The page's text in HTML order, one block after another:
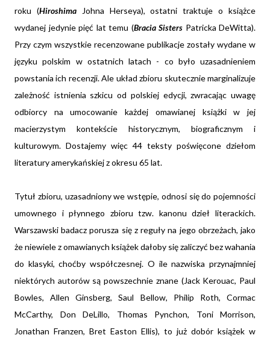
roku (HiroshimaJohna Herseya), ostatni traktuje o książce
wydanej jedynie pięć lat temu (Bracia Sisters Patricka DeWitta).
Przy czym wszystkie recenzowane publikacje zostały wydane w
języku polskim w ostatnich latach - co było uzasadnieniem
powstania ich recenzji. Ale układ zbioru skutecznie marginalizuje
zależność istnienia szkicu od polskiej edycji, zwracając uwagę
odbiorcy na umocowanie każdej omawianej książki w jej
macierzystym kontekście historycznym, biograficznym i
kulturowym. Dostajemy więc 44 teksty poświęcone dziełom
literatury amerykańskiej z okresu 65 lat.
Tytuł zbioru, uzasadniony we wstępie, odnosi się do pojemności
umownego i płynnego zbioru tzw. kanonu dzieł literackich.
Warszawski badacz porusza się z reguły na jego obrzeżach, jako
że niewiele z omawianych książek dałoby się zaliczyć bez wahania
do klasyki, choćby współczesnej. O ile nazwiska przynajmniej
niektórych autorów są powszechnie znane (Jack Kerouac, Paul
Bowles, Allen Ginsberg, Saul Bellow, Philip Roth, Cormac
McCarthy, Don DeLillo, Thomas Pynchon, Toni Morrison,
Jonathan Franzen, Bret Easton Ellis), to już dobór książek w